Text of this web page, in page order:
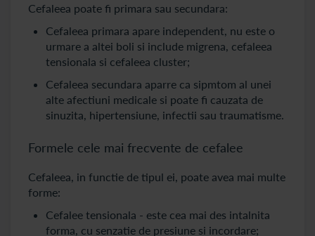
Cefaleea poate fi primara sau secundara:
Cefaleea primara apare independent, nu este o
urmare a altei boli si include migrena, cefaleea
tensionala si cefaleea cluster;
Cefaleea secundara aparre ca sipmtom al unei
alte afectiuni medicale si poate fi cauzata de
sinuzita, hipertensiune, infectii sau traumatisme.
Formele cele mai frecvente de cefalee
Cefaleea, in functie de tipul ei, poate avea mai multe
forme:
Cefalee tensionala - este cea mai des intalnita
forma, cu senzatie de presiune si incordare;